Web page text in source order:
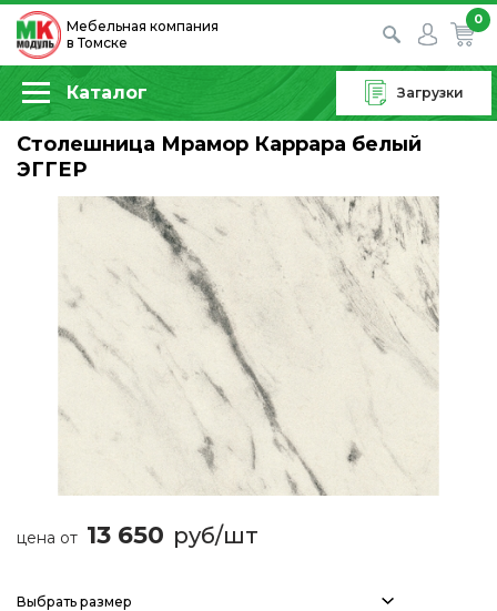
Мебельная компания
в Томске
0
Каталог Загрузки
Столешница Мрамор Каррара белый
ЭГГЕР
цена от 13 650 руб/шт
Выбрать размер